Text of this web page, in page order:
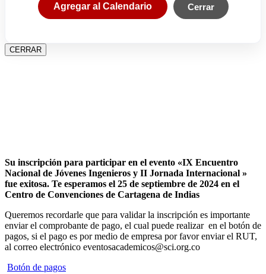
Agregar al Calendario Cerrar
CERRAR
Su inscripción para participar en el evento «IX Encuentro
Nacional de Jóvenes Ingenieros y II Jornada Internacional »
fue exitosa. Te esperamos el 25 de septiembre de 2024 en el
Centro de Convenciones de Cartagena de Indias
Queremos recordarle que para validar la inscripción es importante
enviar el comprobante de pago, el cual puede realizar en el botón de
pagos, si el pago es por medio de empresa por favor enviar el RUT,
al correo electrónico eventosacademicos@sci.org.co
Botón de pagos